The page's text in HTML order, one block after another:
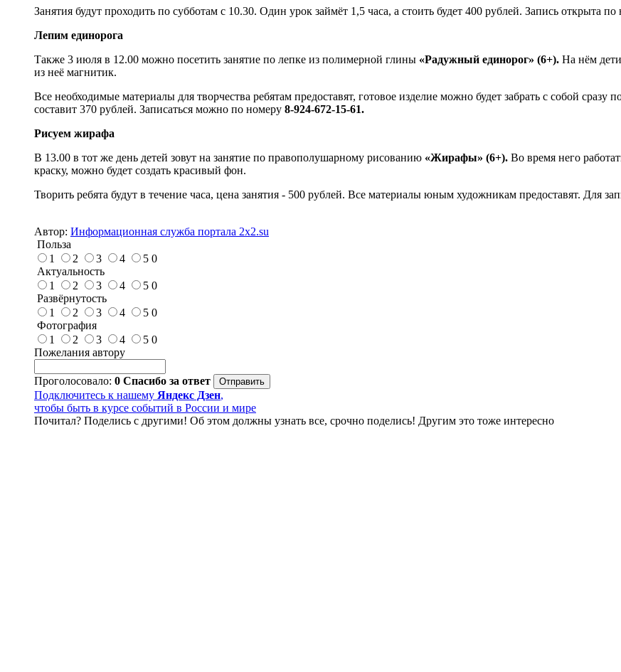
Занятия будут проходить по субботам с 10.30. Один урок займёт 1,5 часа, а стоить будет 400 рублей. Запись открыта
Лепим единорога
Также 3 июля в 12.00 можно посетить занятие по лепке из полимерной глины «Радужный единорог» (6+). На нём
из неё магнитик.
Все необходимые материалы для творчества ребятам предоставят, готовое изделие можно будет забрать с собой сразу
составит 370 рублей. Записаться можно по номеру 8-924-672-15-61.
Рисуем жирафа
В 13.00 в тот же день детей зовут на занятие по правополушарному рисованию «Жирафы» (6+). Во время него
краску, можно будет создать красивый фон.
Творить ребята будут в течение часа, цена занятия - 500 рублей. Все материалы юным художникам предоставят. Для
Автор: Информационная служба портала 2x2.su
Польза
1
2 3 4 5 0
Актуальность
1
2 3 4 5 0
Развёрнутость
1
2 3 4 5 0
Фотография
1
2 3 4 5 0
Пожелания автору
Проголосовало: 0 Спасибо за ответ
Подключитесь к нашему Яндекс Дзен,
чтобы быть в курсе событий в России и мире
Почитал? Поделись с другими! Об этом должны узнать все, срочно поделись! Другим это тоже интересно